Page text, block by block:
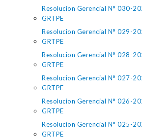
Resolucion Gerencial N° 030-
GRTPE
Resolucion Gerencial N° 029-
GRTPE
Resolucion Gerencial N° 028-
GRTPE
Resolucion Gerencial N° 027-
GRTPE
Resolucion Gerencial N° 026-
GRTPE
Resolucion Gerencial N° 025-
GRTPE